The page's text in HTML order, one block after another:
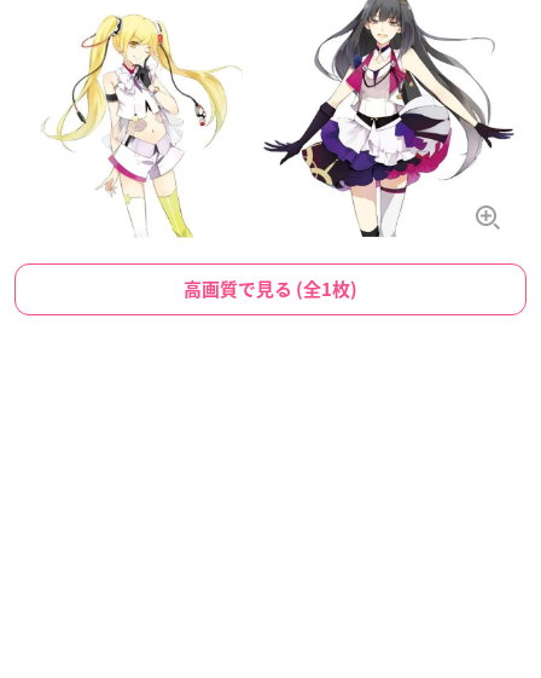
高画質で見る (全1枚)